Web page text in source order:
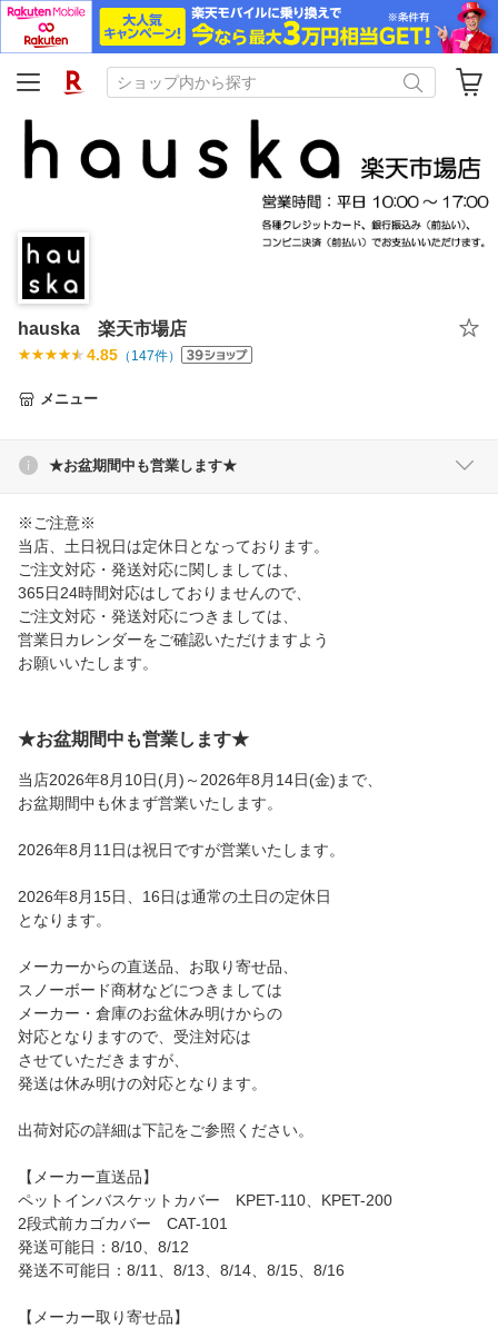
hauska 楽天市場店
4.85 （ 147件）
メニュー
★お盆期間中も営業します★
※ご注意※
当店、土日祝日は定休日となっております。
ご注文対応・発送対応に関しましては、
365日24時間対応はしておりませんので、
ご注文対応・発送対応につきましては、
営業日カレンダーをご確認いただけますよう
お願いいたします。
★お盆期間中も営業します★
当店2026年8月10日(月)～2026年8月14日(金)まで、
お盆期間中も休まず営業いたします。
2026年8月11日は祝日ですが営業いたします。
2026年8月15日、16日は通常の土日の定休日
となります。
メーカーからの直送品、お取り寄せ品、
スノーボード商材などにつきましては
メーカー・倉庫のお盆休み明けからの
対応となりますので、受注対応は
させていただきますが、
発送は休み明けの対応となります。
出荷対応の詳細は下記をご参照ください。
【メーカー直送品】
ペットインバスケットカバー KPET-110、KPET-200
2段式前カゴカバー CAT-101
発送可能日：8/10、8/12
発送不可能日：8/11、8/13、8/14、8/15、8/16
【メーカー取り寄せ品】